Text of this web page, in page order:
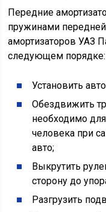
Передние
пружинами
амортизаторов УАЗ
следующем порядке:
Установить
Обездвижить
необходимо
человека при
авто;
Выкрутить
сторону до
Разгрузить